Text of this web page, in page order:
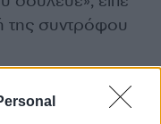
της συντρόφου